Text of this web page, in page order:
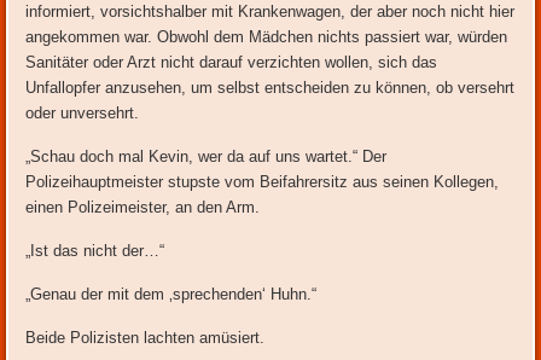
informiert, vorsichtshalber mit Krankenwagen, der aber noch nicht hier
angekommen war. Obwohl dem Mädchen nichts passiert war, würden
Sanitäter oder Arzt nicht darauf verzichten wollen, sich das
Unfallopfer anzusehen, um selbst entscheiden zu können, ob versehrt
oder unversehrt.
„Schau doch mal Kevin, wer da auf uns wartet.“ Der
Polizeihauptmeister stupste vom Beifahrersitz aus seinen Kollegen,
einen Polizeimeister, an den Arm.
„Ist das nicht der…“
„Genau der mit dem ‚sprechenden‘ Huhn.“
Beide Polizisten lachten amüsiert.